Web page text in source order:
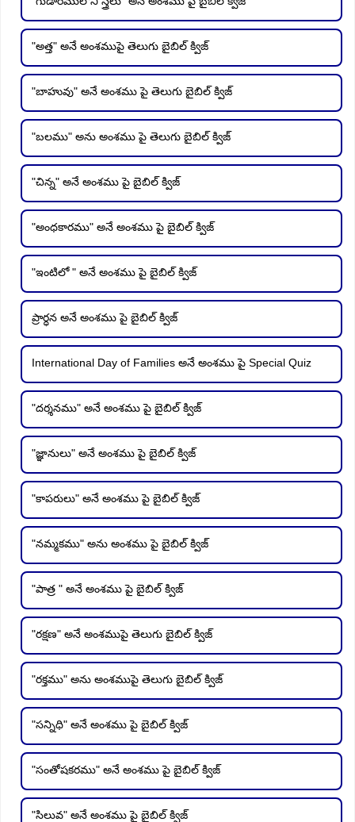
"అత్త" అనే అంశముపై తెలుగు బైబిల్ క్విజ్
"బాహువు" అనే అంశము పై తెలుగు బైబిల్ క్విజ్
"బలము" అను అంశము పై తెలుగు బైబిల్ క్విజ్
"చిన్న" అనే అంశము పై బైబిల్ క్విజ్
"అంధకారము" అనే అంశము పై బైబిల్ క్విజ్
"ఇంటిలో " అనే అంశము పై బైబిల్ క్విజ్
ప్రార్ధన అనే అంశము పై బైబిల్ క్విజ్
International Day of Families అనే అంశము పై Special Quiz
"దర్శనము" అనే అంశము పై బైబిల్ క్విజ్
"జ్ఞానులు" అనే అంశము పై బైబిల్ క్విజ్
"కాపరులు" అనే అంశము పై బైబిల్ క్విజ్
"నమ్మకము" అను అంశము పై బైబిల్ క్విజ్
"పాత్ర " అనే అంశము పై బైబిల్ క్విజ్
"రక్షణ" అనే అంశముపై తెలుగు బైబిల్ క్విజ్
"రక్తము" అను అంశముపై తెలుగు బైబిల్ క్విజ్
"సన్నిధి" అనే అంశము పై బైబిల్ క్విజ్
"సంతోషకరము" అనే అంశము పై బైబిల్ క్విజ్
"సిలువ" అనే అంశము పై బైబిల్ క్విజ్